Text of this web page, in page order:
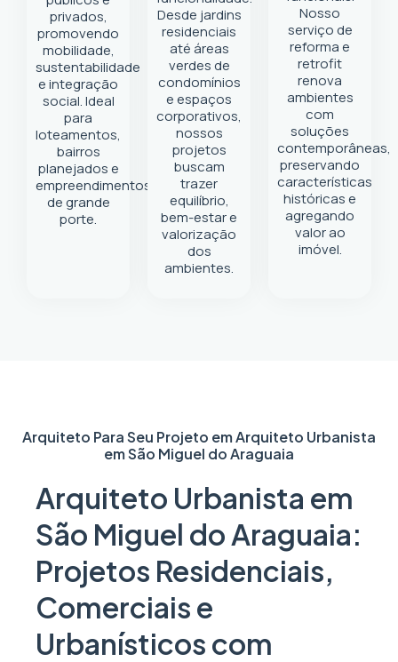
privados,
promovendo
mobilidade,
sustentabilidade
e integração
social. Ideal
para
loteamentos,
bairros
planejados e
empreendimentos
de grande
porte.
Desde jardins
residenciais
até áreas
verdes de
condomínios
e espaços
corporativos,
nossos
projetos
buscam
trazer
equilíbrio,
bem-estar e
valorização
dos
ambientes.
Nosso
serviço de
reforma e
retrofit
renova
ambientes
com
soluções
contemporâneas,
preservando
características
históricas e
agregando
valor ao
imóvel.
Arquiteto Para Seu Projeto emArquiteto Urbanista
em São Miguel do Araguaia
Arquiteto Urbanista em
São Miguel do Araguaia:
Projetos Residenciais,
Comerciais e
Urbanísticos com